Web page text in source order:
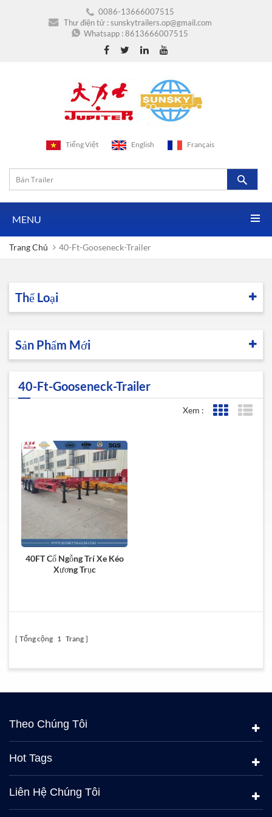
0086-13666007515
Thư điện tử :sunskytrailers.op@gmail.com
Whatsapp :8613666007515
Tiếng Việt English Français
MENU
Trang Chủ 40-Ft-Gooseneck-Trailer
Thể Loại
Sản Phẩm Mới
40-Ft-Gooseneck-Trailer
Xem : Lưới xem
40FT Cổ Ngỗng Trí Xe Kéo
Xương Trục
Tổng cộng 1 Trang
Theo Chúng Tôi
Hot Tags
Liên Hệ Chúng Tôi